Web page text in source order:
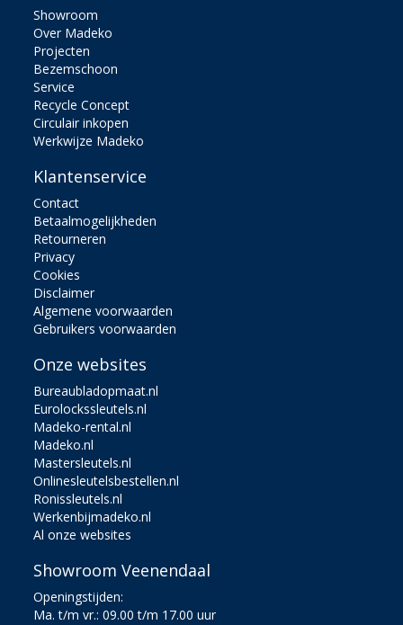
Showroom
Over Madeko
Projecten
Bezemschoon
Service
Recycle Concept
Circulair inkopen
Werkwijze Madeko
Klantenservice
Contact
Betaalmogelijkheden
Retourneren
Privacy
Cookies
Disclaimer
Algemene voorwaarden
Gebruikers voorwaarden
Onze websites
Bureaubladopmaat.nl
Eurolockssleutels.nl
Madeko-rental.nl
Madeko.nl
Mastersleutels.nl
Onlinesleutelsbestellen.nl
Ronissleutels.nl
Werkenbijmadeko.nl
Al onze websites
Showroom Veenendaal
Openingstijden:
Ma. t/m vr.: 09.00 t/m 17.00 uur